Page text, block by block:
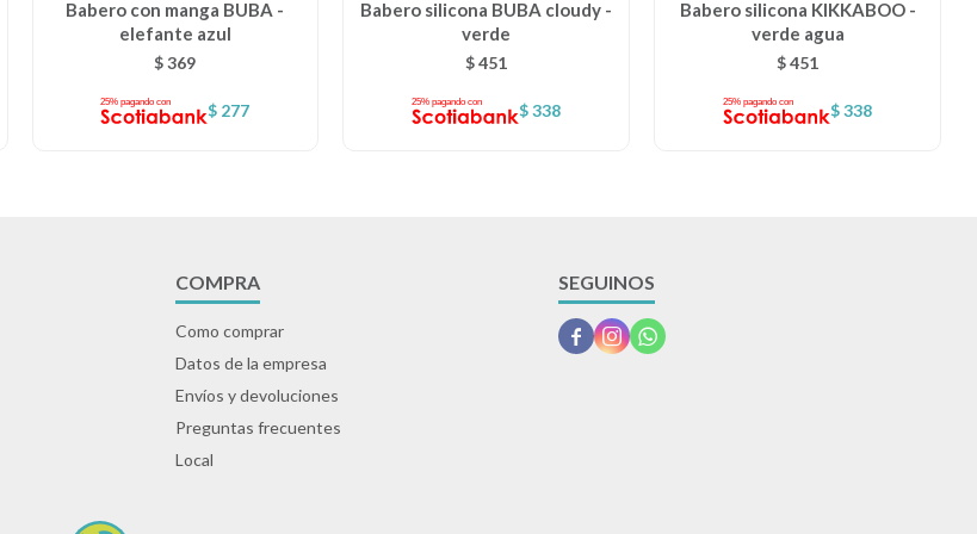
Babero con manga BUBA -
elefante azul
$ 369
$ 277
Babero silicona BUBA cloudy -
verde
$451
$338
Babero silicona KIKKABOO -
verde agua
$451
$338
COMPRA
Como comprar
Datos de la empresa
Envíos y devoluciones
Preguntas frecuentes
Local
SEGUINOS
  